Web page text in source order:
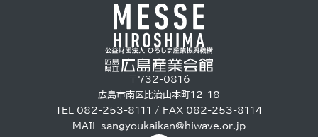
〒732-0816
広島市南区比治山本町12-18
TEL 082-253-8111 / FAX 082-253-8114
MAIL sangyoukaikan@hiwave.or.jp